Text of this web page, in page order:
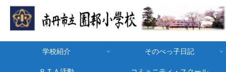
学校紹介 そのべっ子日記